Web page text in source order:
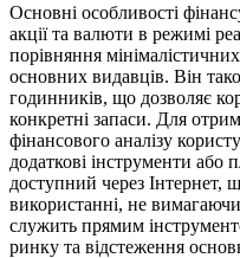
Основні особливості
акції та валюти в режимі
порівняння
основних видавців. Він
годинників, що дозволяє
конкретні запаси. Для
фінансового аналізу
додаткові інструменти
доступний через Інтернет,
використанні, не
служить прямим
ринку та відстеження